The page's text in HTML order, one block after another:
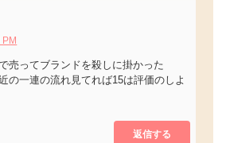
売ってブランドを殺しに掛かった
の一連の流れ見てれば15は評価のしよ
返信する